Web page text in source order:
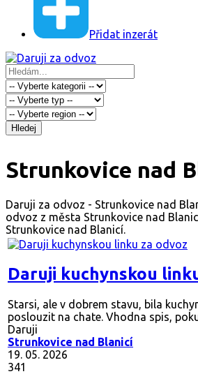
Přidat inzerát
Hledej
Strunkovice nad
Daruji za odvoz - Strunkovice nad
odvoz z města Strunkovice nad
Strunkovice nad Blanicí.
Daruji kuchynskou
Starsi, ale v dobrem stavu, bila
poslouzit na chate. Vhodna spis,
Daruji
Strunkovice nad Blanicí
19. 05. 2026
341